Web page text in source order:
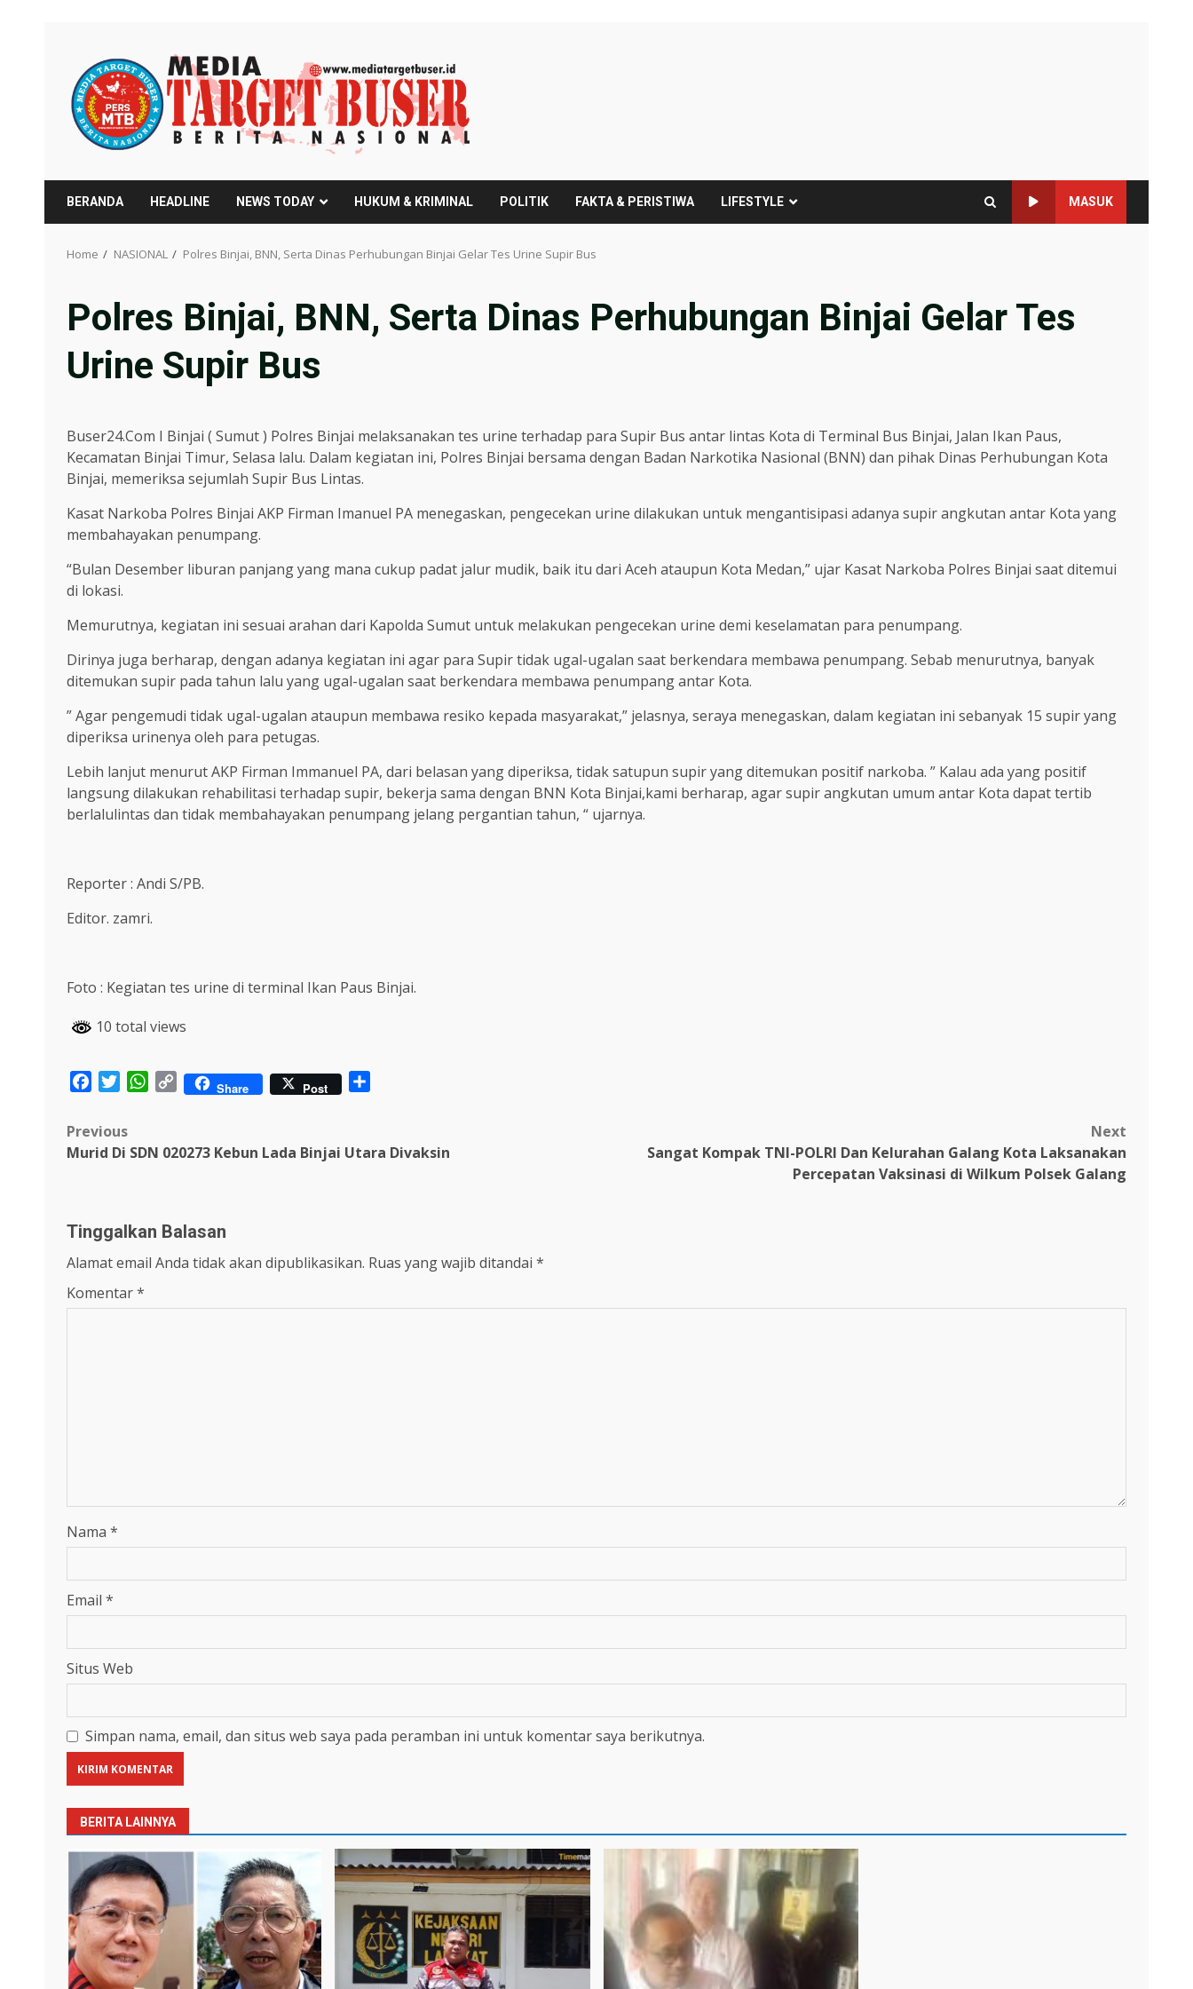
content
BERANDA HEADLINE NEWS TODAY HUKUM & KRIMINAL POLITIK FAKTA & PERISTIWA LIFESTYLE MASUK
Home NASIONAL Polres Binjai, BNN, Serta Dinas Perhubungan Binjai Gelar Tes Urine Supir Bus
Polres Binjai, BNN, Serta Dinas Perhubungan Binjai Gelar Tes
Urine Supir Bus
Buser24.Com I Binjai ( Sumut ) Polres Binjai melaksanakan tes urine terhadap para Supir Bus antar lintas Kota di Terminal Bus Binjai, Jalan Ikan Paus,
Kecamatan Binjai Timur, Selasa lalu. Dalam kegiatan ini, Polres Binjai bersama dengan Badan Narkotika Nasional (BNN) dan pihak Dinas Perhubungan Kota
Binjai, memeriksa sejumlah Supir Bus Lintas.
Kasat Narkoba Polres Binjai AKP Firman Imanuel PA menegaskan, pengecekan urine dilakukan untuk mengantisipasi adanya supir angkutan antar Kota yang
membahayakan penumpang.
“Bulan Desember liburan panjang yang mana cukup padat jalur mudik, baik itu dari Aceh ataupun Kota Medan,” ujar Kasat Narkoba Polres Binjai saat ditemui
di lokasi.
Memurutnya, kegiatan ini sesuai arahan dari Kapolda Sumut untuk melakukan pengecekan urine demi keselamatan para penumpang.
Dirinya juga berharap, dengan adanya kegiatan ini agar para Supir tidak ugal-ugalan saat berkendara membawa penumpang. Sebab menurutnya, banyak
ditemukan supir pada tahun lalu yang ugal-ugalan saat berkendara membawa penumpang antar Kota.
” Agar pengemudi tidak ugal-ugalan ataupun membawa resiko kepada masyarakat,” jelasnya, seraya menegaskan, dalam kegiatan ini sebanyak 15 supir yang
diperiksa urinenya oleh para petugas.
Lebih lanjut menurut AKP Firman Immanuel PA, dari belasan yang diperiksa, tidak satupun supir yang ditemukan positif narkoba. ” Kalau ada yang positif
langsung dilakukan rehabilitasi terhadap supir, bekerja sama dengan BNN Kota Binjai,kami berharap, agar supir angkutan umum antar Kota dapat tertib
berlalulintas dan tidak membahayakan penumpang jelang pergantian tahun, “ ujarnya.
Reporter : Andi S/PB.
Editor. zamri.
Foto : Kegiatan tes urine di terminal Ikan Paus Binjai.
10 total views
FacebookTwitterWhatsApp
Copy Share Post
Post
Previous
Murid Di SDN 020273 Kebun Lada Binjai Utara Divaksin
Next
Sangat Kompak TNI-POLRI Dan Kelurahan Galang Kota Laksanakan
Percepatan Vaksinasi di Wilkum Polsek Galang
Tinggalkan Balasan
Alamat email Anda tidak akan dipublikasikan. Ruas yang wajib ditandai *
Komentar*
Nama *
Email *
Situs Web
Simpan nama, email, dan situs web saya pada peramban ini untuk komentar saya berikutnya.
BERITA LAINNYA